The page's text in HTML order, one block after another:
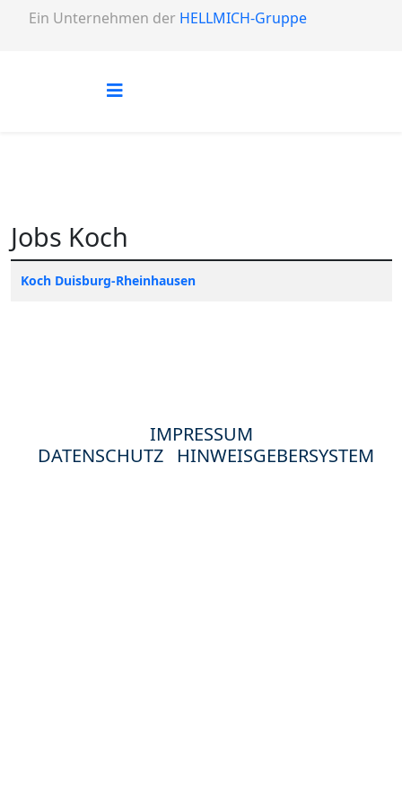
Ein Unternehmen der HELLMICH-Gruppe
Jobs Koch
Titel
Koch Duisburg-Rheinhausen
IMPRESSUM
DATENSCHUTZ HINWEISGEBERSYSTEM